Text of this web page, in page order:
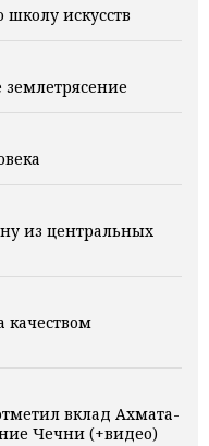
искусств
из центральных
качеством
вклад Ахмата-
Чечни (+видео)